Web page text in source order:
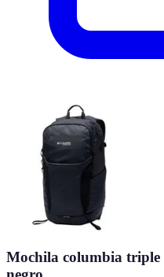
Mochila columbia